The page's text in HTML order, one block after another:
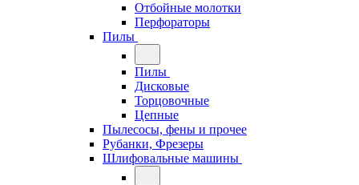
Отбойные молотки
Перфораторы
Пилы
Пилы
Дисковые
Торцовочные
Цепные
Пылесосы, фены и прочее
Рубанки, Фрезеры
Шлифовальные машины